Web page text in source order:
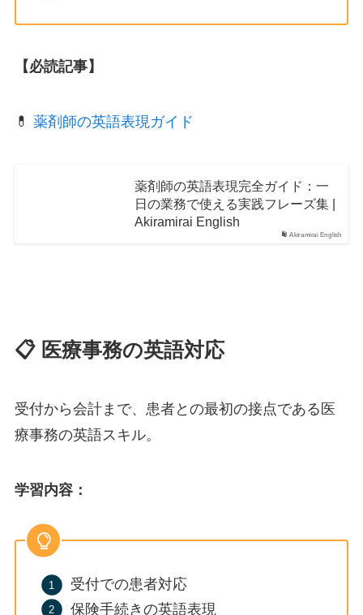
【必読記事】
💊 薬剤師の英語表現ガイド
Akiramirai English
薬剤師の英語表現完全ガイド：一
日の業務で使える実践フレーズ集 |
Akiramirai English
📋 医療事務の英語対応
受付から会計まで、患者との最初の接点である医
療事務の英語スキル。
学習内容：
受付での患者対応
保険手続きの英語表現